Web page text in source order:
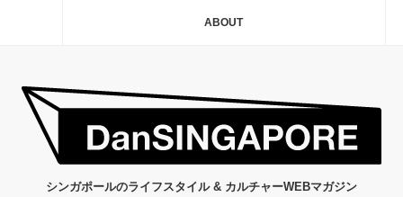
ABOUT
シンガポールのライフスタイル & カルチャーWEBマガジン